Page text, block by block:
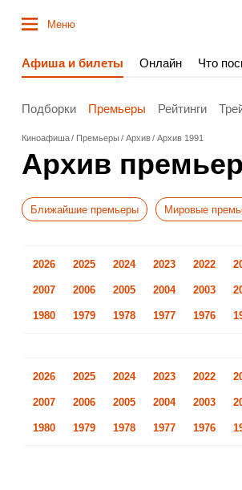
Меню
Афиша и билеты Онлайн Что
Подборки Премьеры Рейтинги
Киноафиша Премьеры Архив Архив 1991
Архив
Ближайшие премьеры Мировые
2026 2025 2024 2023 2022
2007 2006 2005 2004 2003
1980 1979 1978 1977 1976
2026 2025 2024 2023 2022
2007 2006 2005 2004 2003
1980 1979 1978 1977 1976